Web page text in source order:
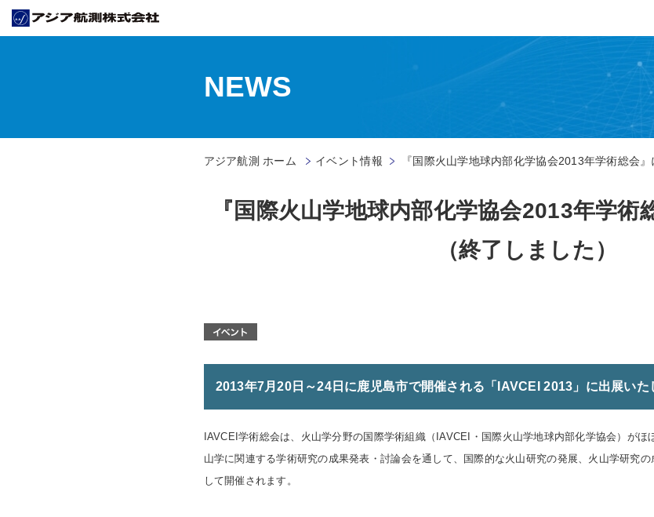
NEWS
アジア航測 ホーム イベント情報 『国際火山学地球内部化学協会2013年学術総会
『国際火山学地球内部化学協会2013年学術
（終了しました）
2013年7月20日～24日に鹿児島市で開催される「IAVCEI 2013」に出展いた
IAVCEI学術総会は、火山学分野の国際学術組織（IAVCEI・国際火山学地球内部化学協会）がほ
山学に関連する学術研究の成果発表・討論会を通して、国際的な火山研究の発展、火山学研究の
して開催されます。